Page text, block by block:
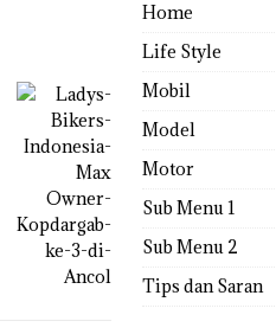
Home
Life Style
Mobil
Model
Motor
Sub Menu 1
Sub Menu 2
Tips dan Saran